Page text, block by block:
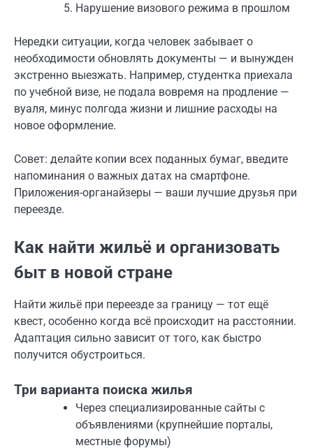
Нарушение визового режима в прошлом
Нередки ситуации, когда человек забывает о
необходимости обновлять документы — и вынужден
экстренно выезжать. Например, студентка приехала
по учебной визе, не подала вовремя на продление —
вуаля, минус полгода жизни и лишние расходы на
новое оформление.
Совет: делайте копии всех поданных бумаг, введите
напоминания о важных датах на смартфоне.
Приложения-органайзеры — ваши лучшие друзья при
переезде.
Как найти жильё и организовать
быт в новой стране
Найти жильё при переезде за границу — тот ещё
квест, особенно когда всё происходит на расстоянии.
Адаптация сильно зависит от того, как быстро
получится обустроиться.
Три варианта поиска жилья
Через специализированные сайты с
объявлениями (крупнейшие порталы,
местные форумы)